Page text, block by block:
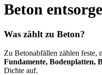
Beton
Was zählt zu Beton?
Zu Betonabfällen zählen feste,
Fundamente, Bodenplatten,
Dichte auf.